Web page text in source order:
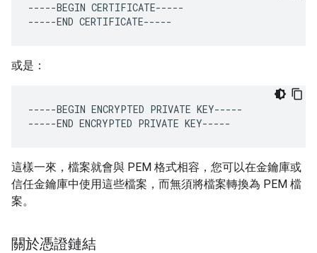
-----BEGIN CERTIFICATE-----
-----END CERTIFICATE-----
或是：
-----BEGIN ENCRYPTED PRIVATE KEY-----
-----END ENCRYPTED PRIVATE KEY-----
這樣一來，檔案就會與 PEM 格式相容，您可以在金鑰庫或
信任金鑰庫中使用這些檔案，而無須將檔案轉換為 PEM 檔
案。
關於憑證鏈結